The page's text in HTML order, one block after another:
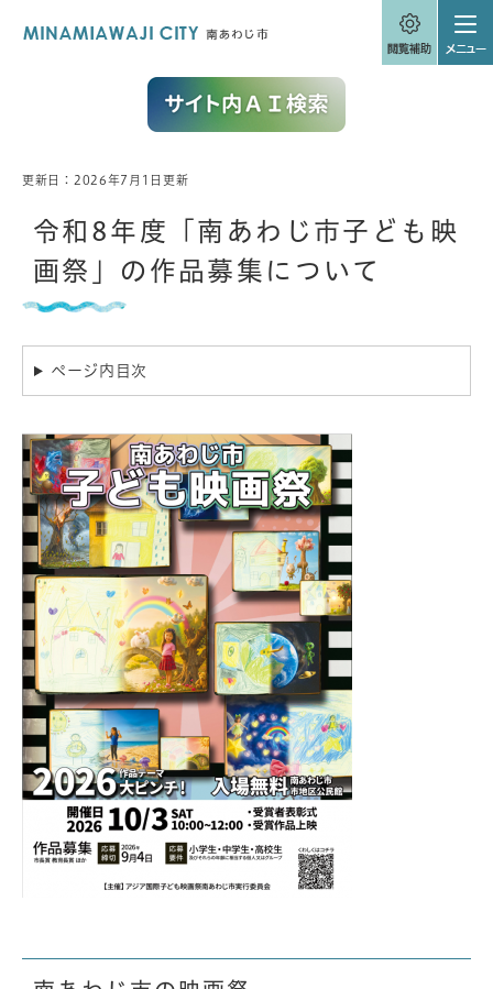
本
更新日：2026年7月1日更新
令和8年度「南あわじ市子ども映
画祭」の作品募集について
ページ内目次